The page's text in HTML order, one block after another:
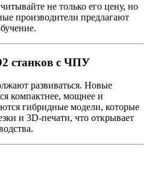
не только его цену, но
производители предлагают
станков с ЧПУ
развиваться. Новые
компактнее, мощнее и
гибридные модели, которые
и 3D-печати, что открывает